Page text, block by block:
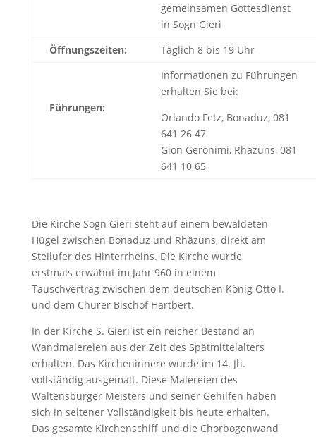
gemeinsamen Gottesdienst
in Sogn Gieri
Öffnungszeiten:
Täglich 8 bis 19 Uhr
Führungen:
Informationen zu Führungen
erhalten Sie bei:
Orlando Fetz, Bonaduz, 081
641 26 47
Gion Geronimi, Rhäzüns, 081
641 10 65
Die Kirche Sogn Gieri steht auf einem bewaldeten
Hügel zwischen Bonaduz und Rhäzüns, direkt am
Steilufer des Hinterrheins. Die Kirche wurde
erstmals erwähnt im Jahr 960 in einem
Tauschvertrag zwischen dem deutschen König Otto I.
und dem Churer Bischof Hartbert.
In der Kirche S. Gieri ist ein reicher Bestand an
Wandmalereien aus der Zeit des Spätmittelalters
erhalten. Das Kircheninnere wurde im 14. Jh.
vollständig ausgemalt. Diese Malereien des
Waltensburger Meisters und seiner Gehilfen haben
sich in seltener Vollständigkeit bis heute erhalten.
Das gesamte Kirchenschiff und die Chorbogenwand